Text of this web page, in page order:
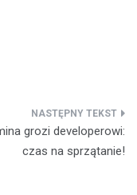
grozi developerowi:
czas na sprzątanie!